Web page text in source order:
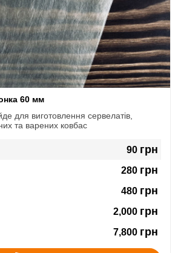
60 мм
для виготовлення сервелатів,
та варених ковбас
90 грн
280 грн
480 грн
2,000 грн
7,800 грн